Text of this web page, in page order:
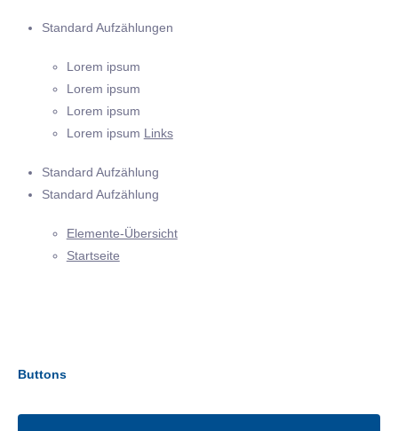
Standard Aufzählungen
Lorem ipsum
Lorem ipsum
Lorem ipsum
Lorem ipsum Links
Standard Aufzählung
Standard Aufzählung
Elemente-Übersicht
Startseite
Buttons